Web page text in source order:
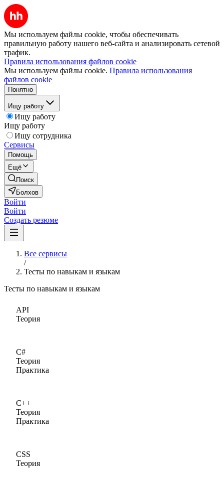
Мы используем файлы cookie, чтобы обеспечивать
правильную работу нашего веб-сайта и анализировать сетевой
трафик.
Правила использования файлов cookie
Мы используем файлы cookie. Правила использования
файлов cookie
Понятно
Ищу работу
Ищу работу
Ищу работу
Ищу сотрудника
Сервисы
Помощь
Ещё
Поиск
Болхов
Войти
Войти
Создать резюме
Все сервисы
/
Тесты по навыкам и языкам
Тесты по навыкам и языкам
API
Теория
C#
Теория
Практика
C++
Теория
Практика
CSS
Теория